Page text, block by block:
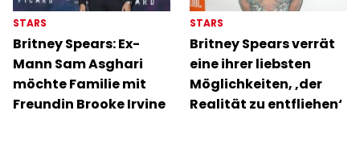
STARS
Britney Spears: Ex-
Mann Sam Asghari
möchte Familie mit
Freundin Brooke Irvine
STARS
Britney Spears verrät
eine ihrer liebsten
Möglichkeiten, ‚der
Realität zu entfliehen‘